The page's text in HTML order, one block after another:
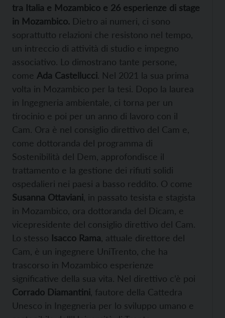
tra Italia e Mozambico e 26 esperienze di stage
in Mozambico. Dietro ai numeri, ci sono
soprattutto relazioni che resistono nel tempo,
un intreccio di attività di studio e impegno
associativo. Lo dimostrano tante persone,
come Ada Castellucci. Nel 2021 la sua prima
volta in Mozambico per la tesi. Dopo la laurea
in Ingegneria ambientale, ci torna per un
tirocinio e poi per un anno di lavoro con il
Cam. Ora è nel consiglio direttivo del Cam e,
come dottoranda del programma di
Sostenibilità del Dem, approfondisce il
trattamento e la gestione dei rifiuti solidi
ospedalieri nei paesi a basso reddito. O come
Susanna Ottaviani , in passato tesista e stagista
in Mozambico, ora dottoranda del Dicam, e
vicepresidente del consiglio direttivo del Cam.
Lo stesso Isacco Rama , attuale direttore del
Cam, è un ingegnere UniTrento, che ha
trascorso in Mozambico esperienze
significative della sua vita. Nel direttivo c’è poi
Corrado Diamantini , fautore della Cattedra
Unesco in Ingegneria per lo sviluppo umano e